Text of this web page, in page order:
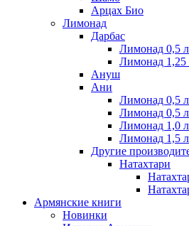
Арцах Био
Лимонад
Дарбас
Лимонад 0,5
Лимонад
Ануш
Ани
Лимонад 0,5
Лимонад 0,5
Лимонад 1,0
Лимонад 1,5
Другие
Натахтари
Армянские книги
Новинки